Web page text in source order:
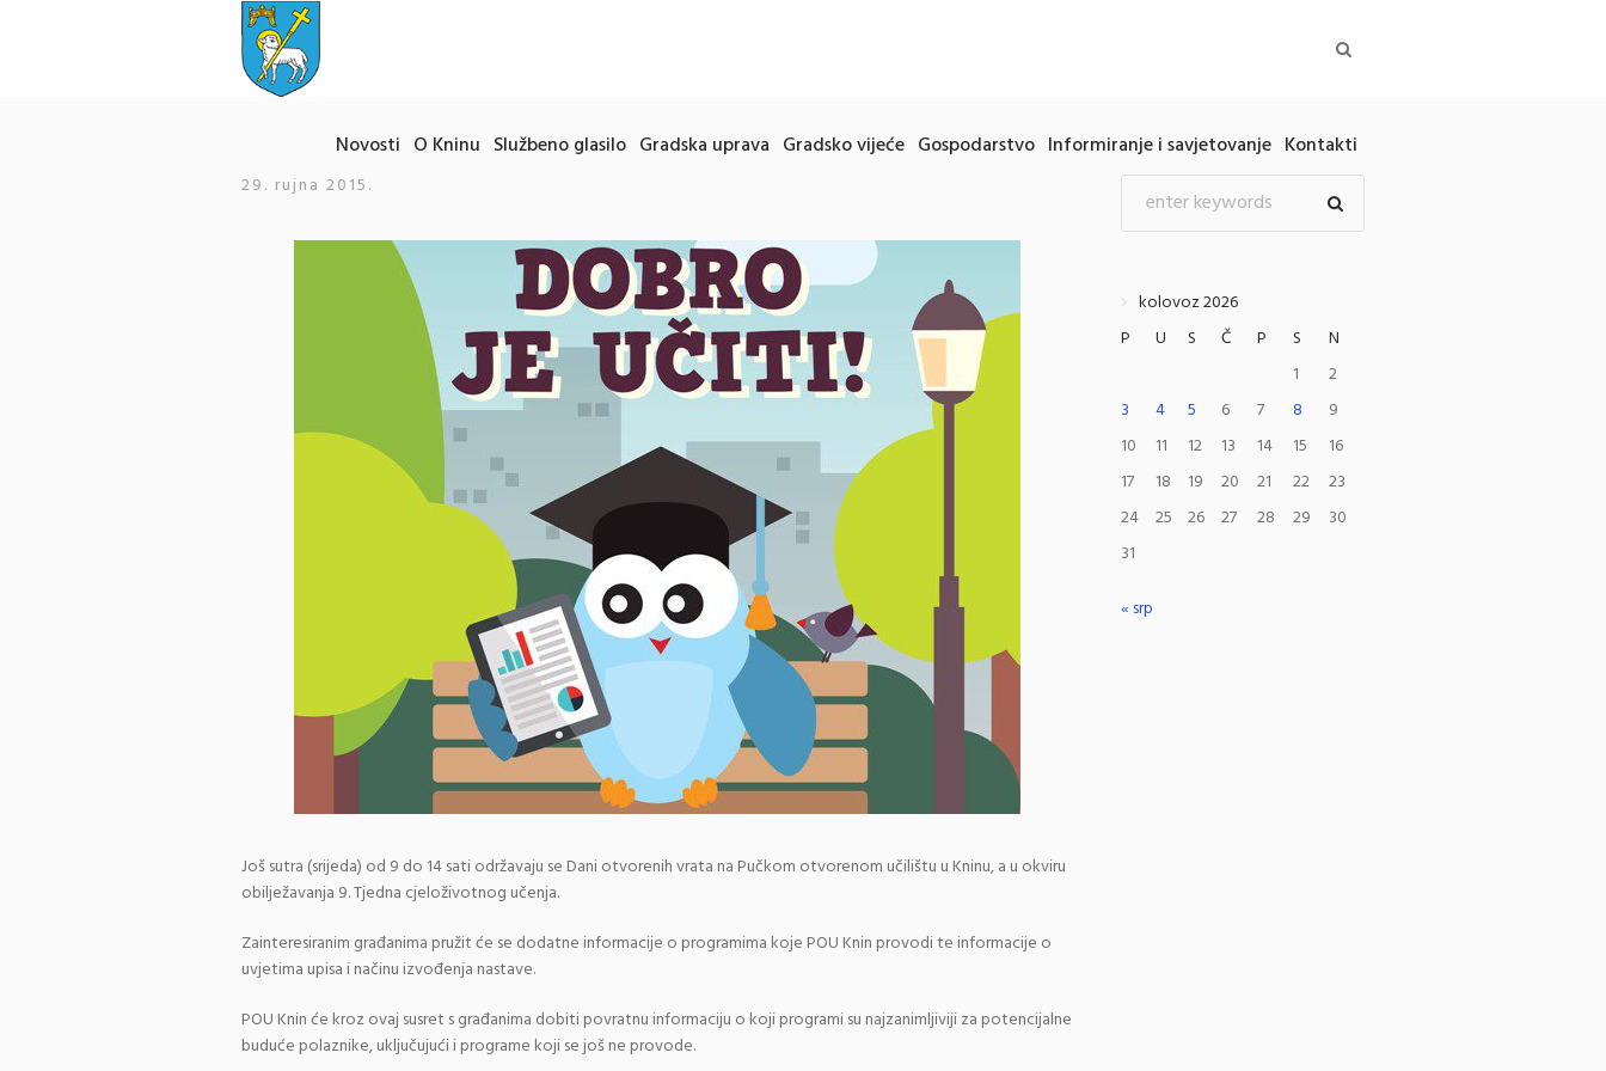
Novosti O Kninu Službeno glasilo Gradska uprava Gradsko vijeće Gospodarstvo Informiranje i savjetovanje Kontakti
29. rujna 2015.
Još sutra (srijeda) od 9 do 14 sati održavaju se Dani otvorenih vrata na Pučkom otvorenom učilištu u Kninu, a u okviru
obilježavanja 9. Tjedna cjeloživotnog učenja.
Zainteresiranim građanima pružit će se dodatne informacije o programima koje POU Knin provodi te informacije o
uvjetima upisa i načinu izvođenja nastave.
POU Knin će kroz ovaj susret s građanima dobiti povratnu informaciju o koji programi su najzanimljiviji za potencijalne
buduće polaznike, uključujući i programe koji se još ne provode.
kolovoz 2026
P
U S Č P S
N
1
2
3
4 5 6 7 8
9
10
11 12 13 14 15
16
17
18 19 20 21 22
23
24
25 26 27 28 29
30
31
« srp